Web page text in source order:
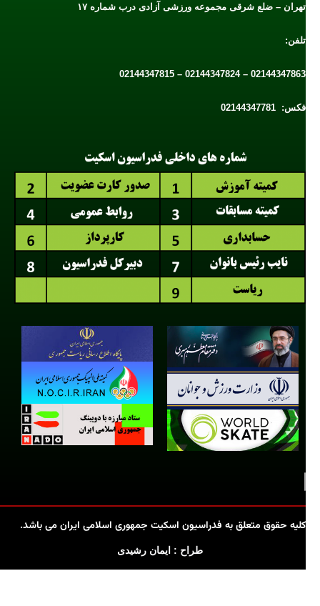
تهران – ضلع شرقی مجموعه ورزشی آزادی درب شماره ۱۷
تلفن:
02144347863 – 02144347824 – 02144347815
فکس: 02144347781
کلیه حقوق متعلق به فدراسیون اسکیت جمهوری اسلامی ایران می باشد.
طراح : ایمان رشیدی